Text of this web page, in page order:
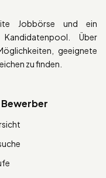
Jobbörse und ein
Über
geeignete
zu finden.
Bewerber